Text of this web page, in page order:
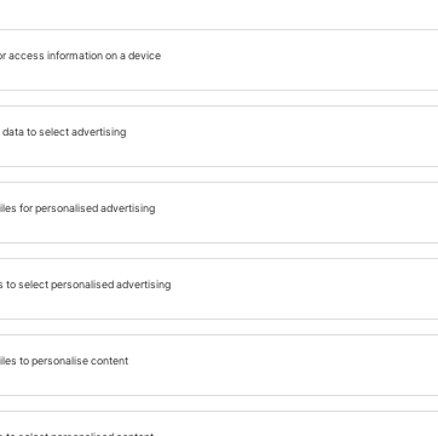
provedení
lhostejně. Jak ujišťuje filozofie tohoto místa,